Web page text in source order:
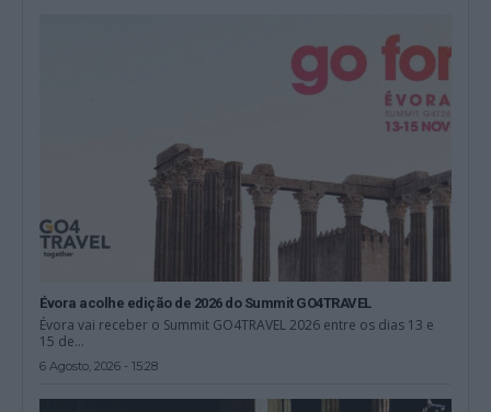
Évora acolhe edição de 2026 do Summit GO4TRAVEL
Évora vai receber o Summit GO4TRAVEL 2026 entre os dias 13 e
15 de...
6 Agosto, 2026 - 15:28